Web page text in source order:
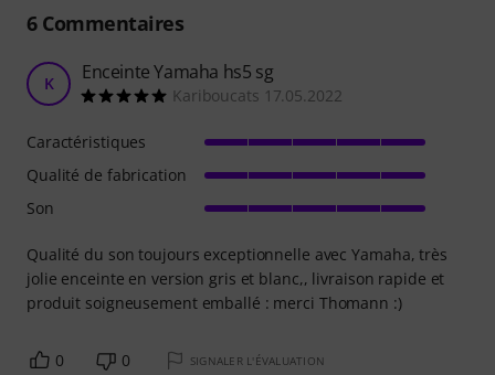
6Commentaires
K Enceinte Yamaha hs5 sg
Kariboucats 17.05.2022
Qualité du son toujours exceptionnelle avec Yamaha, très
jolie enceinte en version gris et blanc,, livraison rapide et
produit soigneusement emballé : merci Thomann :)
Caractéristiques
Qualité de fabrication
Son
0 0 SIGNALER L'ÉVALUATION